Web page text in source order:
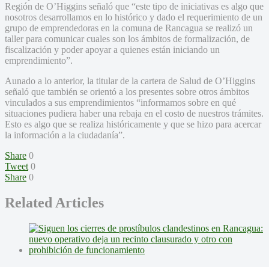
Región de O’Higgins señaló que “este tipo de iniciativas es algo que
nosotros desarrollamos en lo histórico y dado el requerimiento de un
grupo de emprendedoras en la comuna de Rancagua se realizó un
taller para comunicar cuales son los ámbitos de formalización, de
fiscalización y poder apoyar a quienes están iniciando un
emprendimiento”.
Aunado a lo anterior, la titular de la cartera de Salud de O’Higgins
señaló que también se orientó a los presentes sobre otros ámbitos
vinculados a sus emprendimientos “informamos sobre en qué
situaciones pudiera haber una rebaja en el costo de nuestros trámites.
Esto es algo que se realiza históricamente y que se hizo para acercar
la información a la ciudadanía”.
Share 0
Tweet 0
Share 0
Related Articles